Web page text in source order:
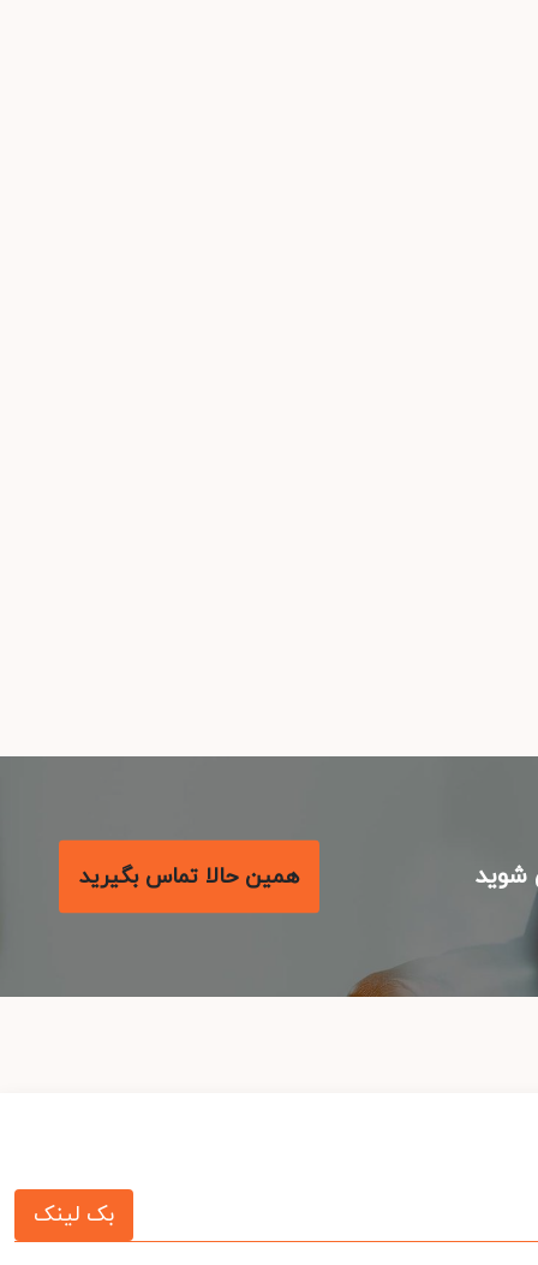
همین حالا تماس بگیرید
بک لینک